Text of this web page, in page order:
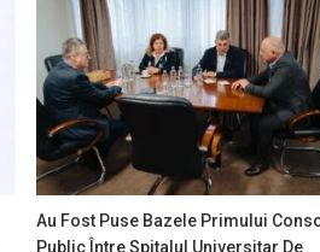
Au Fost Puse Bazele Primului
Public Între Spitalul Universitar De